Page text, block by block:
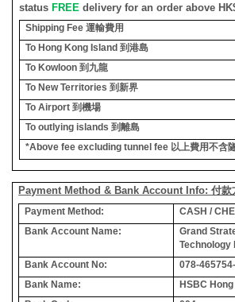
status FREE delivery for an order above
Shipping Fee 運輸費用
To Hong Kong Island 到港島
To Kowloon 到九龍
To New Territories 到新界
To Airport 到機場
To outlying islands 到離島
*Above fee excluding tunnel fee 以上費用不含
Payment Method & Bank Account Info: 付款
Payment Method:
CASH /
Bank Account Name:
Grand
Technology
Bank Account No:
078-
Bank Name:
HSBC